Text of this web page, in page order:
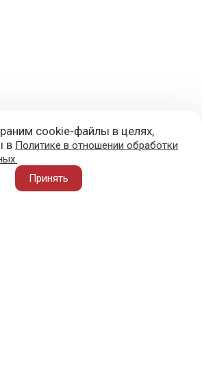
45-00
cookie-файлы в целях,
в Политике в отношении обработки
Принять